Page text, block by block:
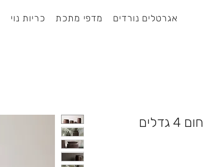
כריות נוי מדפי מתכת אגרטלים נורדים
pure כד חום 4 גדלים